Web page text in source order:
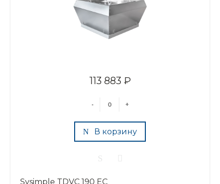
113 883 ₽
- +
В корзину
Sysimple TDVC 190 EC